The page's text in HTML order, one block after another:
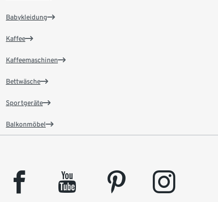
Babykleidung
Kaffee
Kaffeemaschinen
Bettwäsche
Sportgeräte
Balkonmöbel
facebook youtube pinterest instagram